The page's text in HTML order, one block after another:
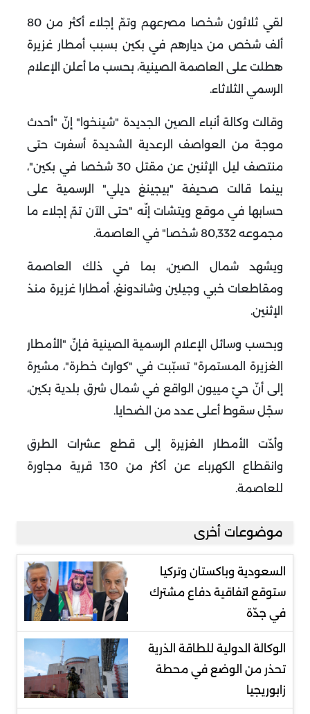
لقي ثلاثون شخصا مصرعهم وتمّ إجلاء أكثر من 80
ألف شخص من ديارهم في بكين بسبب أمطار غزيرة
هطلت على العاصمة الصينية، بحسب ما أعلن الإعلام
الرسمي الثلاثاء.
وقالت وكالة أنباء الصين الجديدة "شينخوا" إنّ "أحدث
موجة من العواصف الرعدية الشديدة أسفرت حتى
منتصف ليل الإثنين عن مقتل 30 شخصا في بكين"،
بينما قالت صحيفة "بيجينغ ديلي" الرسمية على
حسابها في موقع ويتشات إنّه "حتى الآن تمّ إجلاء ما
مجموعه 80,332 شخصا" في العاصمة.
ويشهد شمال الصين، بما في ذلك العاصمة
ومقاطعات خبي وجيلين وشاندونغ، أمطارا غزيرة منذ
الإثنين.
وبحسب وسائل الإعلام الرسمية الصينية فإنّ "الأمطار
الغزيرة المستمرة" تسبّبت في "كوارث خطرة"، مشيرة
إلى أنّ حيّ مييون الواقع في شمال شرق بلدية بكين،
سجّل سقوط أعلى عدد من الضحايا.
وأدّت الأمطار الغزيرة إلى قطع عشرات الطرق
وانقطاع الكهرباء عن أكثر من 130 قرية مجاورة
للعاصمة.
موضوعات أخرى
السعودية وباكستان وتركيا
ستوقع اتفاقية دفاع مشترك
في جدّة
الوكالة الدولية للطاقة الذرية
تحذر من الوضع في محطة
زابوريجيا